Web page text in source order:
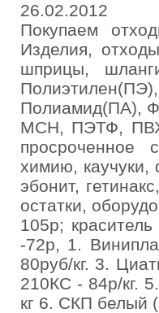
26.02.2012
Покупаем
Изделия,
шприцы,
Полиамид(ПА),
МСН, ПЭТФ, ПВХ
просроченное
химию, каучуки,
эбонит,
остатки,
105р;
-72р, 1.
80руб/кг. 3.
210КС - 84р/кг.
кг 6. СКП белый